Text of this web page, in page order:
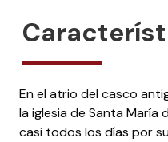
En el atrio del casco
la iglesia de Santa María
casi todos los días por